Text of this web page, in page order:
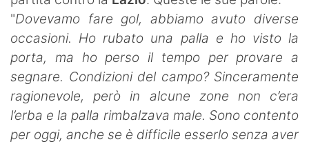
"Dovevamo fare gol, abbiamo avuto diverse
occasioni. Ho rubato una palla e ho visto la
porta, ma ho perso il tempo per provare a
segnare. Condizioni del campo? Sinceramente
ragionevole, però in alcune zone non c’era
l’erba e la palla rimbalzava male. Sono contento
per oggi, anche se è difficile esserlo senza aver